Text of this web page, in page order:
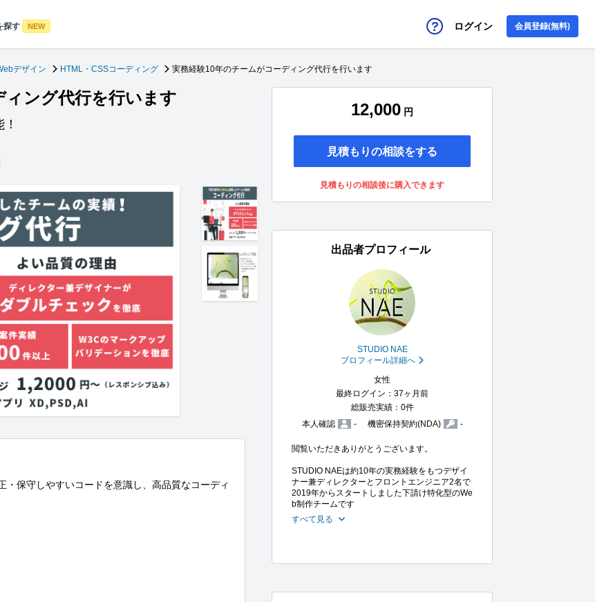
探す NEW ログイン 会員登録(無料)
デザイン HTML・CSSコーディング 実務経験10年のチームがコーディング代行を行います
ィング代行を行います
保守しやすいコードを意識し、高品質なコーディ
12,000 円
見積もりの相談をする
見積もりの相談後に購入できます
出品者プロフィール
STUDIO NAE
プロフィール詳細へ
女性
最終ログイン：37ヶ月前
総販売実績：0件
本人確認
- 機密保持契約(NDA) -
閲覧いただきありがとうございます。
STUDIO NAEは約10年の実務経験をもつデザイ
ナー兼ディレクターとフロントエンジニア2名で
2019年からスタートしました下請け特化型のWe
b制作チームです
すべて見る